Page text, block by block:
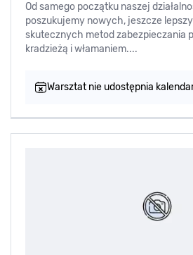
Od samego początku naszej
poszukujemy nowych, jeszcze
skutecznych metod zabezpieczania
kradzieżą i włamaniem....
Warsztat nie udostępnia